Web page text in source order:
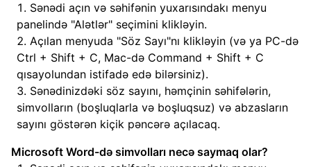
Sənədi açın və səhifənin yuxarısındakı menyu
panelində "Alətlər" seçimini klikləyin.
Açılan menyuda "Söz Sayı"nı klikləyin (və ya PC-də
Ctrl + Shift + C, Mac-də Command + Shift + C
qısayolundan istifadə edə bilərsiniz).
Sənədinizdəki söz sayını, həmçinin səhifələrin,
simvolların (boşluqlarla və boşluqsuz) və abzasların
sayını göstərən kiçik pəncərə açılacaq.
Microsoft Word-də simvolları necə saymaq olar?